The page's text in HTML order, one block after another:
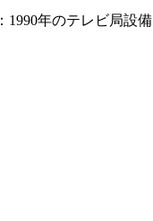
：1990年のテレビ局設備